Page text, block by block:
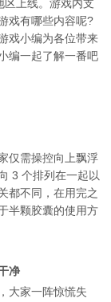
区上线。游戏内支
戏有哪些内容呢?
戏小编为各位带来
编一起了解一番吧
仅需操控向上飘浮
3 个排列在一起以
都不同，在用完之
半颗胶囊的使用方
净
大家一阵惊慌失